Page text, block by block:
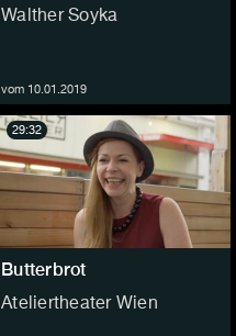
Walther Soyka
vom 10.01.2019
Butterbrot
Ateliertheater Wien
29:32